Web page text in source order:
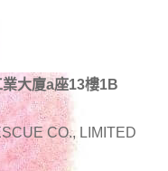
大廈a座13樓1B
CO., LIMITED